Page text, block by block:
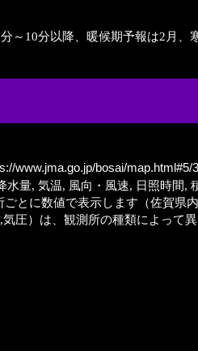
10分以降、暖候期予報は2月、
www.jma.go.jp/bosai/
量, 気温, 風向・風速, 日照時間
とに数値で表示します（佐賀
圧）は、観測所の種類によって異